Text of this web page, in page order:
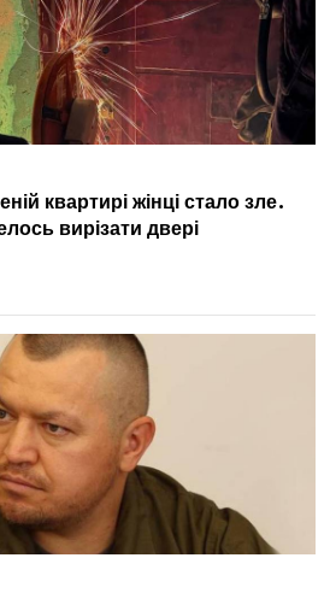
квартирі жінці стало зле.
вирізати двері